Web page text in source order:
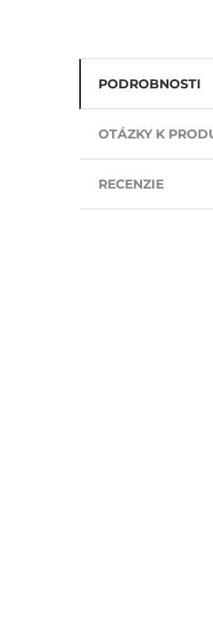
PODROBNOSTI
OTÁZKY K
RECENZIE